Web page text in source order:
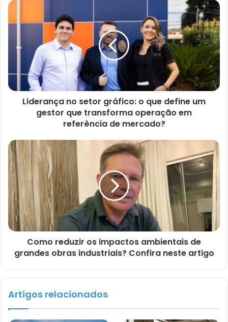
Liderança no setor gráfico: o que define um
gestor que transforma operação em
referência de mercado?
Como reduzir os impactos ambientais de
grandes obras industriais? Confira neste artigo
Artigos relacionados